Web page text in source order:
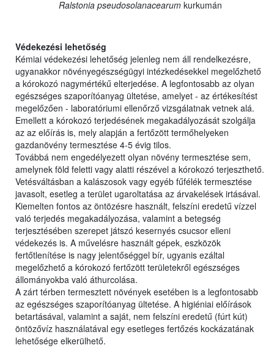
Ralstonia pseudosolanacearumkurkumán
Védekezési lehetőség
Kémiai védekezési lehetőség jelenleg nem áll rendelkezésre,
ugyanakkor növényegészségügyi intézkedésekkel megelőzhető
a kórokozó nagymértékű elterjedése. A legfontosabb az olyan
egészséges szaporítóanyag ültetése, amelyet - az értékesítést
megelőzően - laboratóriumi ellenőrző vizsgálatnak vetnek alá.
Emellett a kórokozó terjedésének megakadályozását szolgálja
az az előírás is, mely alapján a fertőzött termőhelyeken
gazdanövény termesztése 4-5 évig tilos.
Továbbá nem engedélyezett olyan növény termesztése sem,
amelynek föld feletti vagy alatti részével a kórokozó terjeszthető.
Vetésváltásban a kalászosok vagy egyéb fűfélék termesztése
javasolt, esetleg a terület ugaroltatása az árvakelések irtásával.
Kiemelten fontos az öntözésre használt, felszíni eredetű vízzel
való terjedés megakadályozása, valamint a betegség
terjesztésében szerepet játszó kesernyés csucsor elleni
védekezés is. A művelésre használt gépek, eszközök
fertőtlenítése is nagy jelentőséggel bír, ugyanis ezáltal
megelőzhető a kórokozó fertőzött területekről egészséges
állományokba való áthurcolása.
A zárt térben termesztett növények esetében is a legfontosabb
az egészséges szaporítóanyag ültetése. A higiéniai előírások
betartásával, valamint a saját, nem felszíni eredetű (fúrt kút)
öntözővíz használatával egy esetleges fertőzés kockázatának
lehetősége elkerülhető.